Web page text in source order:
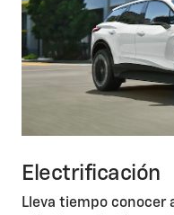
Electrificación
Lleva tiempo conocer